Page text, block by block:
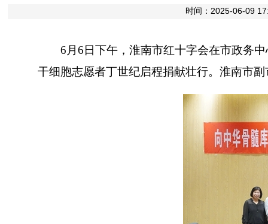
时间：2025-06-09
6月6日下午，淮南市红十字会在市政务中
干细胞志愿者丁世纪启程捐献壮行。淮南市